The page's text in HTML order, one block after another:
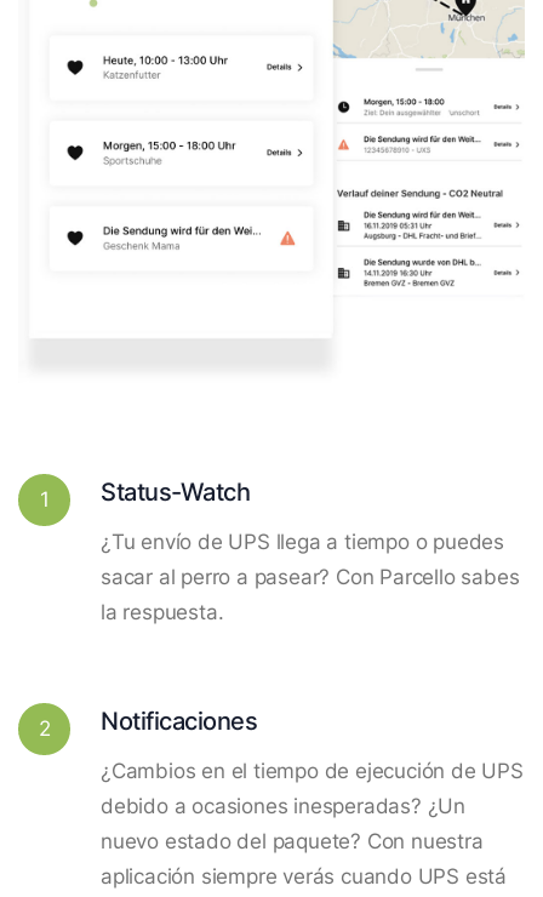
1 Status-Watch
¿Tu envío de UPS llega a tiempo o puedes
sacar al perro a pasear? Con Parcello sabes
la respuesta.
2 Notificaciones
¿Cambios en el tiempo de ejecución de UPS
debido a ocasiones inesperadas? ¿Un
nuevo estado del paquete? Con nuestra
aplicación siempre verás cuando UPS está